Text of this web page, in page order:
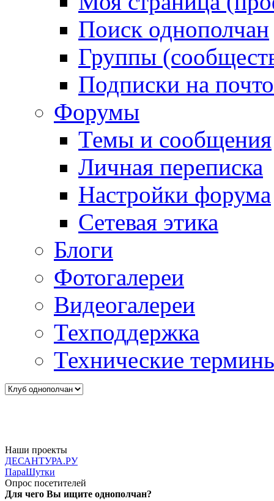
Поиск однополчан
Группы
Подписки на
Форумы
Темы и сообщения
Личная переписка
Настройки форума
Сетевая этика
Блоги
Фотогалереи
Видеогалереи
Техподдержка
Технические
Наши проекты
ДЕСАНТУРА.РУ
ПараШутки
Опрос посетителей
Для чего Вы ищите однополчан?